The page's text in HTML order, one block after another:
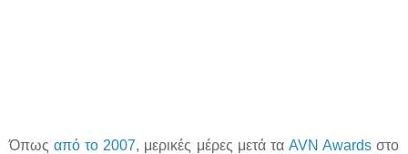
Όπωςαπό το 2007, μερικές μέρες μετά τα AVN Awardsστο